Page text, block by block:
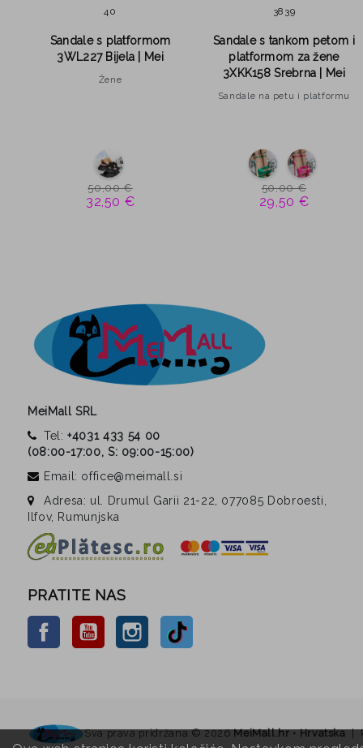
40
Sandale s platformom
3WL227 Bijela | Mei
Žene
32,50 €
50,00 €
38 39
Sandale s tankom petom i
platformom za žene
3XKK158 Srebrna | Mei
Sandale na petu i platformu
29,50 €
50,00 €
MeiMall SRL
Tel:+4031 433 54 00
(08:00-17:00, S: 09:00-15:00)
Email: office@meimall.si
Adresa: ul. Drumul Garii 21-22, 077085 Dobroesti,
Ilfov, Rumunjska
PRATITE NAS
FacebookYouTube InstagramTikTok
Sva prava pridržana ©2026MeiMall.hr • Hrvatska|